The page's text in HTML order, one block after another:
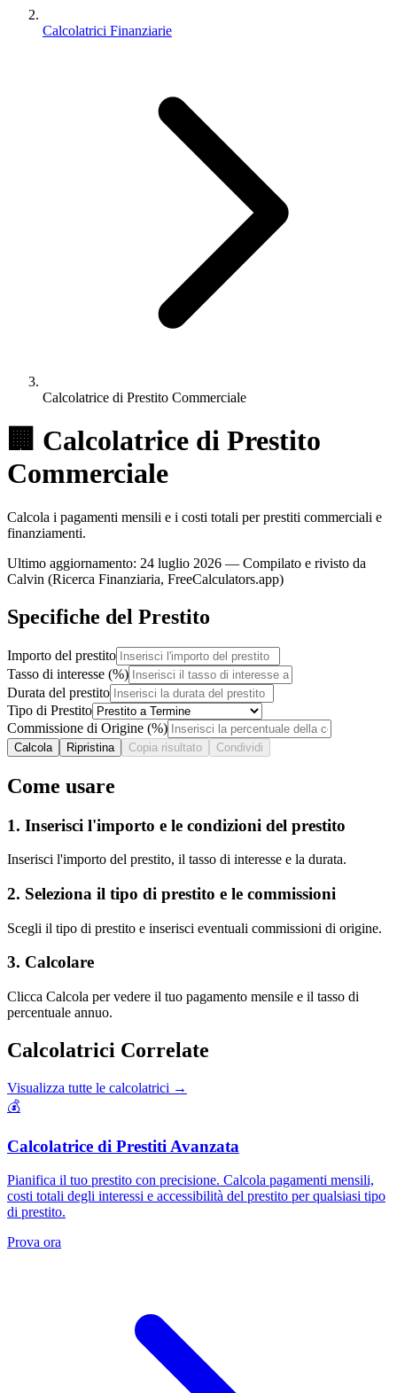
Calcolatrici Finanziarie
Calcolatrice di Prestito Commerciale
🏢 Calcolatrice di Prestito
Commerciale
Calcola i pagamenti mensili e i costi totali per prestiti commerciali e
finanziamenti.
Ultimo aggiornamento: 24 luglio 2026 — Compilato e rivisto da
Calvin (Ricerca Finanziaria, FreeCalculators.app)
Specifiche del Prestito
Importo del prestito
Tasso di interesse (%)
Durata del prestito
Tipo di Prestito
Commissione di Origine (%)
Calcola Ripristina Copia risultato Condividi
Come usare
1. Inserisci l'importo e le condizioni del prestito
Inserisci l'importo del prestito, il tasso di interesse e la durata.
2. Seleziona il tipo di prestito e le commissioni
Scegli il tipo di prestito e inserisci eventuali commissioni di origine.
3. Calcolare
Clicca Calcola per vedere il tuo pagamento mensile e il tasso di
percentuale annuo.
Calcolatrici Correlate
Visualizza tutte le calcolatrici →
💰
Calcolatrice di Prestiti Avanzata
Pianifica il tuo prestito con precisione. Calcola pagamenti mensili,
costi totali degli interessi e accessibilità del prestito per qualsiasi tipo
di prestito.
Prova ora